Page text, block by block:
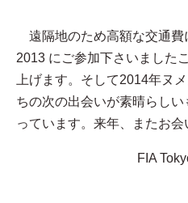
遠隔地のため高額な交通費
2013 にご参加下さいました
上げます。そして2014年ヌ
ちの次の出会いが素晴らし
っています。来年、またお会
FIA